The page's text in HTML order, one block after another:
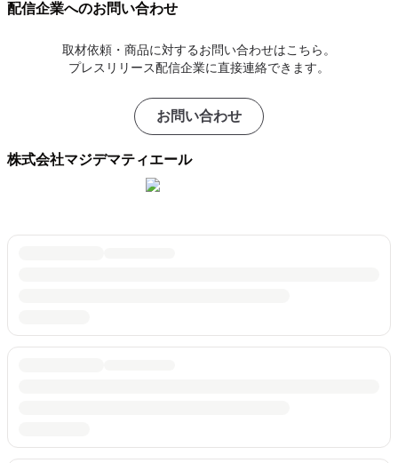
配信企業へのお問い合わせ
取材依頼・商品に対するお問い合わせはこちら。
プレスリリース配信企業に直接連絡できます。
お問い合わせ
株式会社マジデマティエール